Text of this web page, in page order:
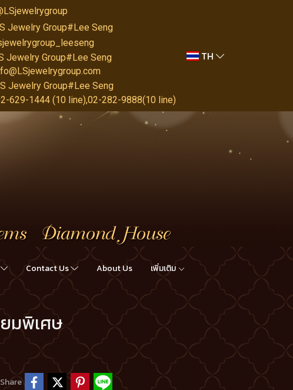
Jewelry Group#Lee Seng
Jewelry Group#Lee Seng
Jewelry Group#Lee Seng
629-1444 (10 line),02-282-9888(10 line)
TH
Contact Us About Us เพิ่มเติม
มพิเศษ
Share